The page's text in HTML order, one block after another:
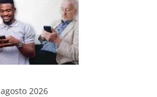
agosto 2026